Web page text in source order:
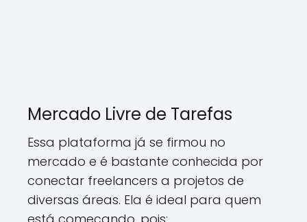
Mercado Livre de Tarefas
Essa plataforma já se firmou no
mercado e é bastante conhecida por
conectar freelancers a projetos de
diversas áreas. Ela é ideal para quem